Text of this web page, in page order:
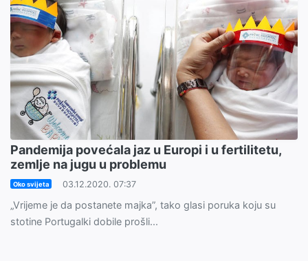
Pandemija povećala jaz u Europi i u fertilitetu,
zemlje na jugu u problemu
Oko svijeta 03.12.2020. 07:37
„Vrijeme je da postanete majka”, tako glasi poruka koju su
stotine Portugalki dobile prošli...